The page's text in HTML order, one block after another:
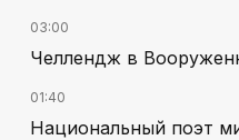
03:00
Челлендж в
01:40
Национальный поэт